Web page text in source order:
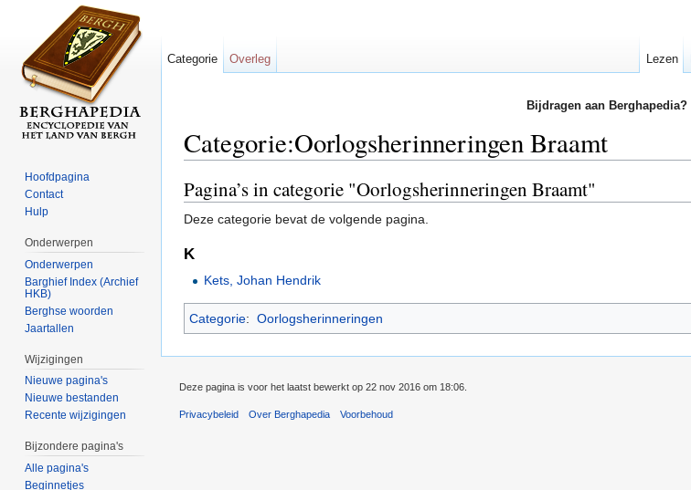
Bijdragen aan Berghapedia?
Categorie:Oorlogsherinneringen Braamt
Pagina’s in categorie "Oorlogsherinneringen Braamt"
Deze categorie bevat de volgende pagina.
K
Kets, Johan Hendrik
Categorie: Oorlogsherinneringen
Categorie Overleg Lezen
Hoofdpagina
Contact
Hulp
Onderwerpen
Onderwerpen
Barghief Index (Archief
HKB)
Berghse woorden
Jaartallen
Wijzigingen
Nieuwe pagina's
Nieuwe bestanden
Recente wijzigingen
Bijzondere pagina's
Alle pagina's
Beginnetjes
Deze pagina is voor het laatst bewerkt op 22 nov 2016 om 18:06.
Privacybeleid Over Berghapedia Voorbehoud